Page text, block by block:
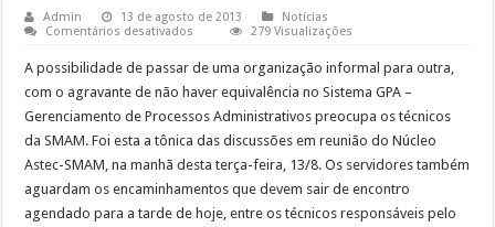
Admin 13 de agosto de 2013
Notícias
Comentários desativados
Astec-
SMAM
aguarda
definições
sobre
administrativa
279 Visualizações
A possibilidade de passar de uma organização informal para outra,
com o agravante de não haver equivalência no Sistema GPA –
Gerenciamento de Processos Administrativos preocupa os técnicos
da SMAM. Foi esta a tônica das discussões em reunião do Núcleo
Astec-SMAM, na manhã desta terça-feira, 13/8. Os servidores também
aguardam os encaminhamentos que devem sair de encontro
agendado para a tarde de hoje, entre os técnicos responsáveis pelo